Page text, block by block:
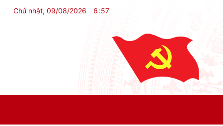
Chủ nhật, 09/08/2026 6:57